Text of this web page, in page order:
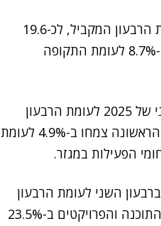
הרווח התפעולי במגזר התשתיות והענן זינק ברבעון השני ב-20.9% לעומת הרבעון המקביל, לכ-19.6
מיליון שקל. במחצית השנה גדל הרווח התפעולי במגזר התשתיות והענן ב-8.7% לעומת התקופה
גם ההכנסות במגזר תוכנה, פרויקטים ופתרונות עסקיים צמחו ברבעון השני של 2025 לעומת הרבעון
המקביל ב-2.6%, לכ-352 מיליון שקל. ההכנסות במגזר זה במחצית השנה הראשונה צמחו ב-4.9% לעומת
הרווח התפעולי במגזר תוכנה, פרויקטים ופתרונות עסקיים עלה ב-14.2% ברבעון השני לעומת הרבעון
המקביל, לכ-16.9 מיליון שקל. במחצית השנה גדל הרווח התפעולי במגזר התוכנה והפרויקטים ב-23.5%